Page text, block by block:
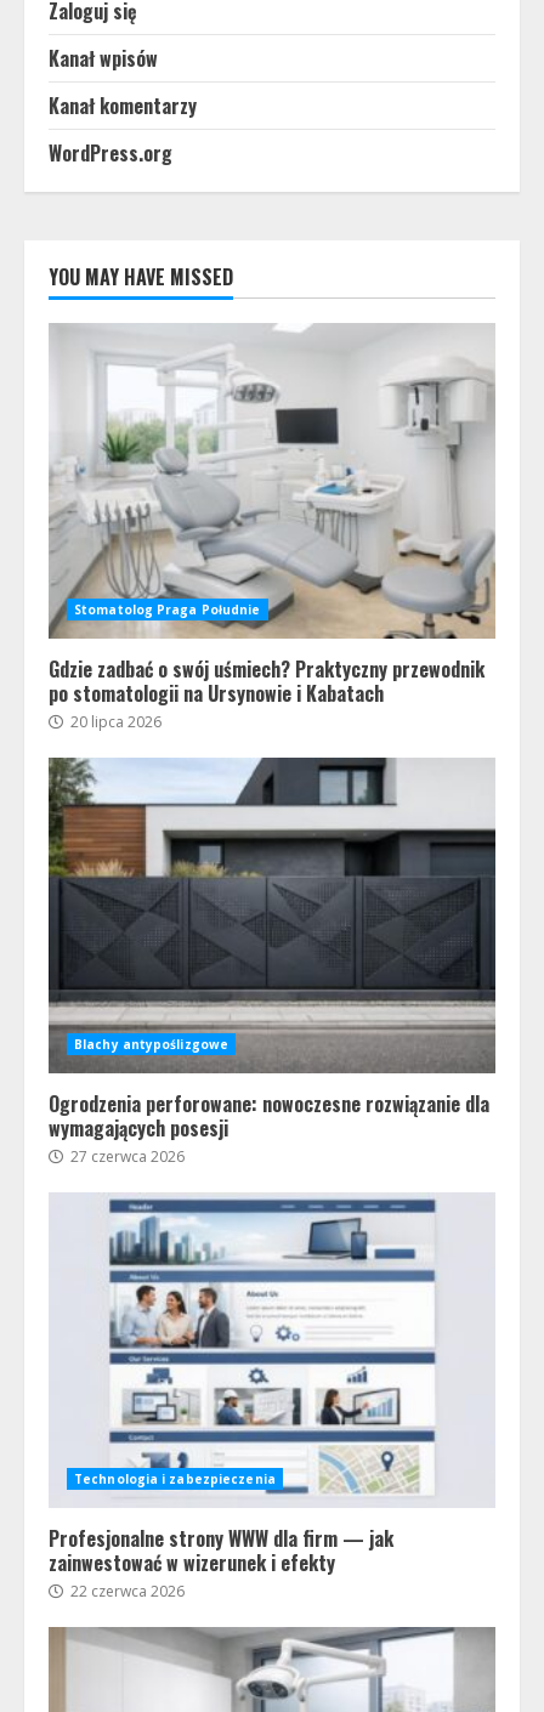
Zaloguj się
Kanał wpisów
Kanał komentarzy
WordPress.org
YOU MAY HAVE MISSED
Stomatolog Praga Południe
Gdzie zadbać o swój uśmiech? Praktyczny przewodnik
po stomatologii na Ursynowie i Kabatach
20 lipca 2026
Blachy antypoślizgowe
Ogrodzenia perforowane: nowoczesne rozwiązanie dla
wymagających posesji
27 czerwca 2026
Technologia i zabezpieczenia
Profesjonalne strony WWW dla firm — jak
zainwestować w wizerunek i efekty
22 czerwca 2026